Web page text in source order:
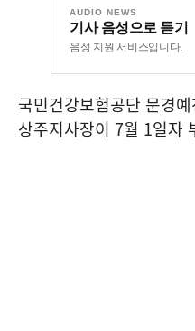
AUDIO NEWS
기사 음성으로 듣기
음성 지원 서비스입니다.
국민건강보험공단 문경
상주지사장이 7월 1일자